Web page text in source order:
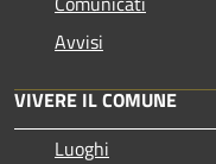
Avvisi
VIVERE IL COMUNE
Luoghi